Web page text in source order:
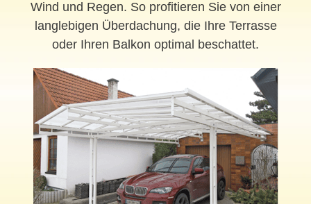
Wind und Regen. So profitieren Sie von einer
langlebigen Überdachung, die Ihre Terrasse
oder Ihren Balkon optimal beschattet.